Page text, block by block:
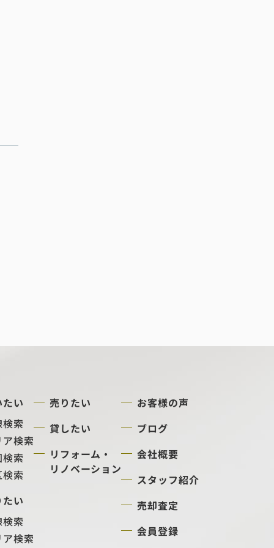
い
索
検索
索
索
い
索
検索
売りたい
貸したい
リフォーム・
リノベーション
お客様の声
ブログ
会社概要
スタッフ紹介
売却査定
会員登録